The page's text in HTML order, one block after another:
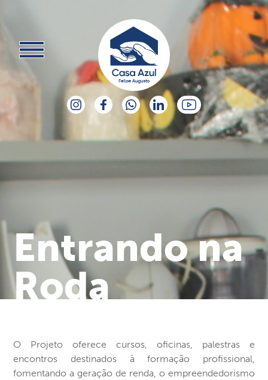
Entrando na
Roda
O Projeto oferece cursos, oficinas, palestras e
encontros destinados à formação profissional,
fomentando a geração de renda, o empreendedorismo